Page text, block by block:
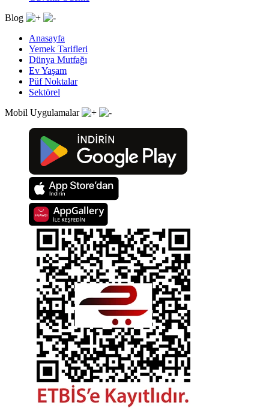
Blog
Anasayfa
Yemek Tarifleri
Dünya Mutfağı
Ev Yaşam
Püf Noktalar
Sektörel
Mobil Uygulamalar